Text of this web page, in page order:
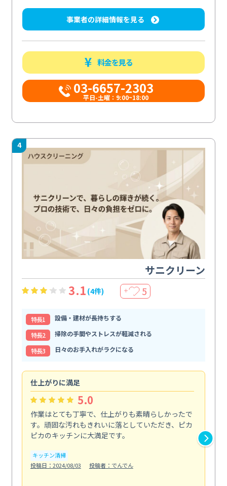
事業者の詳細情報を見る
料金を見る
03-6657-2303
平日-土曜：9:00~18:00
4
サニクリーン
3.1 (4件) ＋ 5
特⻑1
設備・建材が長持ちする
特⻑2
掃除の手間やストレスが軽減される
特⻑3
日々のお手入れがラクになる
仕上がりに満足
5.0
作業はとても丁寧で、仕上がりも素晴らしかったで
す。頑固な汚れもきれいに落としていただき、ピカ
ピカのキッチンに大満足です。
キッチン清掃
投稿日：2024/08/03
投稿者：でんでん